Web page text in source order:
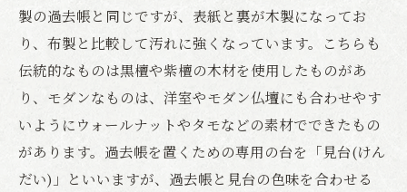
製の過去帳と同じですが、表紙と裏が木製になってお
り、布製と比較して汚れに強くなっています。こちらも
伝統的なものは黒檀や紫檀の木材を使用したものがあ
り、モダンなものは、洋室やモダン仏壇にも合わせやす
いようにウォールナットやタモなどの素材でできたもの
があります。過去帳を置くための専用の台を「見台(けん
だい)」といいますが、過去帳と見台の色味を合わせる